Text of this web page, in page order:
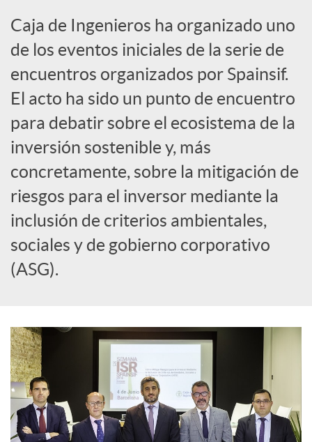
o
c
i
a
l
e
Caja de Ingenieros ha organizado uno
de los eventos iniciales de la serie de
encuentros organizados por Spainsif.
El acto ha sido un punto de encuentro
para debatir sobre el ecosistema de la
inversión sostenible y, más
concretamente, sobre la mitigación de
riesgos para el inversor mediante la
inclusión de criterios ambientales,
sociales y de gobierno corporativo
(ASG).